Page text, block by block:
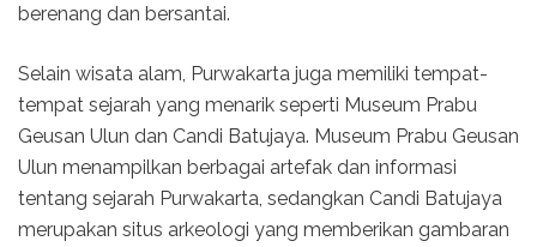
berenang dan bersantai.
Selain wisata alam, Purwakarta juga memiliki tempat-
tempat sejarah yang menarik seperti Museum Prabu
Geusan Ulun dan Candi Batujaya. Museum Prabu Geusan
Ulun menampilkan berbagai artefak dan informasi
tentang sejarah Purwakarta, sedangkan Candi Batujaya
merupakan situs arkeologi yang memberikan gambaran